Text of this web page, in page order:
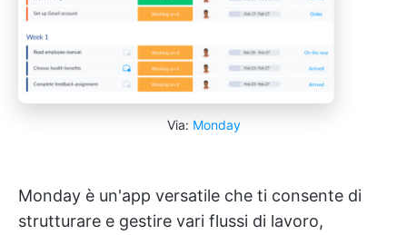
Via: Monday
Monday è un'app versatile che ti consente di
strutturare e gestire vari flussi di lavoro,